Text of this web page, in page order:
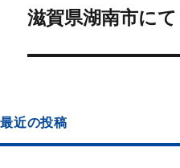
滋賀県湖南市にて
最近の投稿